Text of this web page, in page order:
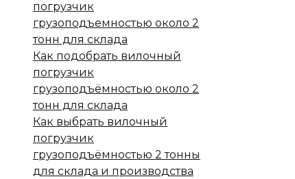
погрузчик
грузоподъемностью около 2
тонн для склада
Как подобрать вилочный
погрузчик
грузоподъёмностью около 2
тонн для склада
Как выбрать вилочный
погрузчик
грузоподъёмностью 2 тонны
для склада и производства